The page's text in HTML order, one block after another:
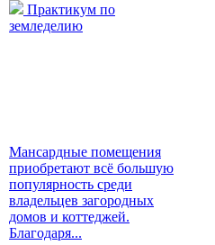
Практикум по
земледелию
Мансардные помещения
приобретают всё большую
популярность среди
владельцев загородных
домов и коттеджей.
Благодаря...